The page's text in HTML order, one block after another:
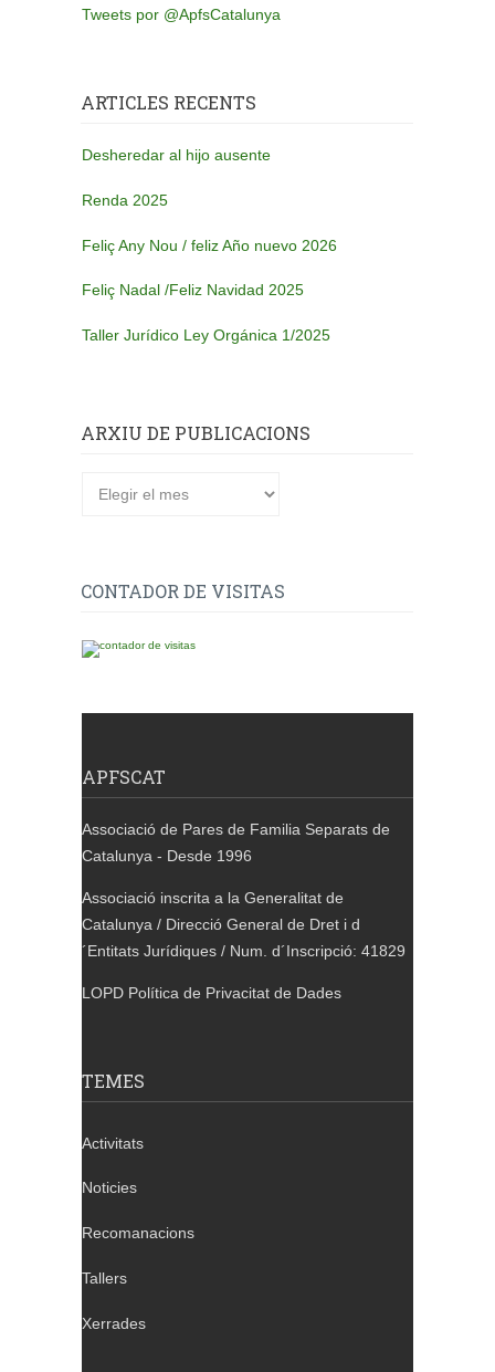
Tweets por @ApfsCatalunya
ARTICLES RECENTS
Desheredar al hijo ausente
Renda 2025
Feliç Any Nou / feliz Año nuevo 2026
Feliç Nadal /Feliz Navidad 2025
Taller Jurídico Ley Orgánica 1/2025
ARXIU DE PUBLICACIONS
CONTADOR DE VISITAS
APFSCAT
Associació de Pares de Familia Separats de
Catalunya - Desde 1996
Associació inscrita a la Generalitat de
Catalunya / Direcció General de Dret i d
´Entitats Jurídiques / Num. d´Inscripció: 41829
LOPD Política de Privacitat de Dades
TEMES
Activitats
Noticies
Recomanacions
Tallers
Xerrades